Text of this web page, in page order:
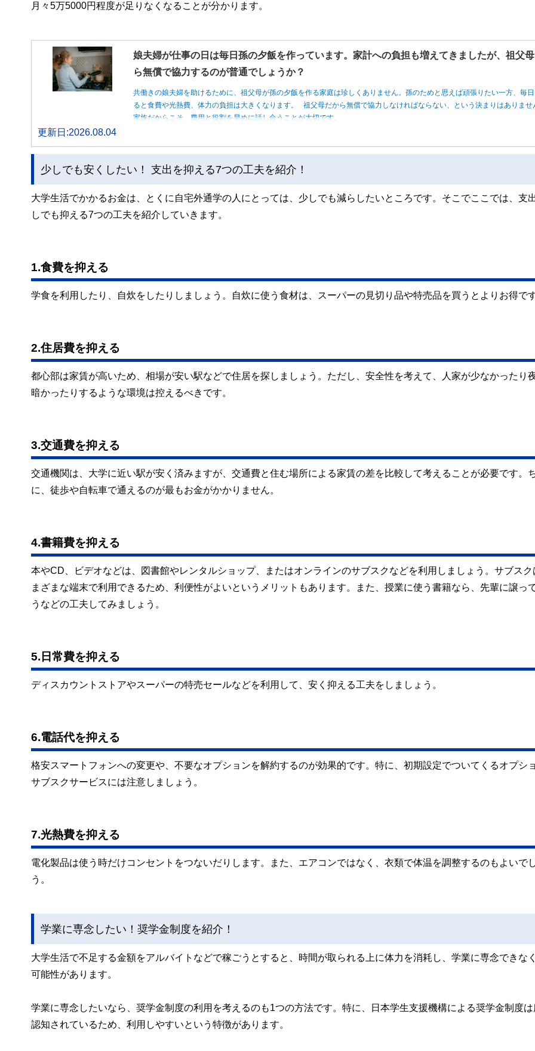
月々5万5000円程度が足りなくなることが分かります。
娘夫婦が仕事の日は毎日孫の夕飯を作っています。家計への負担も増えてきましたが、祖父
ら無償で協力するのが普通でしょうか？
共働きの娘夫婦を助けるために、祖父母が孫の夕飯を作る家庭は珍しくありません。孫のためと思えば頑張りたい一方、毎日
ると食費や光熱費、体力の負担は大きくなります。 祖父母だから無償で協力しなければならない、という決まりはありませ
家族だからこそ、費用と役割を早めに話し合うことが大切です。
更新日:2026.08.04
少しでも安くしたい！ 支出を抑える7つの工夫を紹介！
大学生活でかかるお金は、とくに自宅外通学の人にとっては、少しでも減らしたいところです。そこでここでは、支
しでも抑える7つの工夫を紹介していきます。
1.食費を抑える
学食を利用したり、自炊をしたりしましょう。自炊に使う食材は、スーパーの見切り品や特売品を買うとよりお得です
2.住居費を抑える
都心部は家賃が高いため、相場が安い駅などで住居を探しましょう。ただし、安全性を考えて、人家が少なかったり
暗かったりするような環境は控えるべきです。
3.交通費を抑える
交通機関は、大学に近い駅が安く済みますが、交通費と住む場所による家賃の差を比較して考えることが必要です。
に、徒歩や自転車で通えるのが最もお金がかかりません。
4.書籍費を抑える
本やCD、ビデオなどは、図書館やレンタルショップ、またはオンラインのサブスクなどを利用しましょう。サブスク
まざまな端末で利用できるため、利便性がよいというメリットもあります。また、授業に使う書籍なら、先輩に譲っ
うなどの工夫してみましょう。
5.日常費を抑える
ディスカウントストアやスーパーの特売セールなどを利用して、安く抑える工夫をしましょう。
6.電話代を抑える
格安スマートフォンへの変更や、不要なオプションを解約するのが効果的です。特に、初期設定でついてくるオプシ
サブスクサービスには注意しましょう。
7.光熱費を抑える
電化製品は使う時だけコンセントをつないだりします。また、エアコンではなく、衣類で体温を調整するのもよいで
う。
学業に専念したい！奨学金制度を紹介！
大学生活で不足する金額をアルバイトなどで稼ごうとすると、時間が取られる上に体力を消耗し、学業に専念できな
可能性があります。
学業に専念したいなら、奨学金制度の利用を考えるのも1つの方法です。特に、日本学生支援機構による奨学金制度は
認知されているため、利用しやすいという特徴があります。